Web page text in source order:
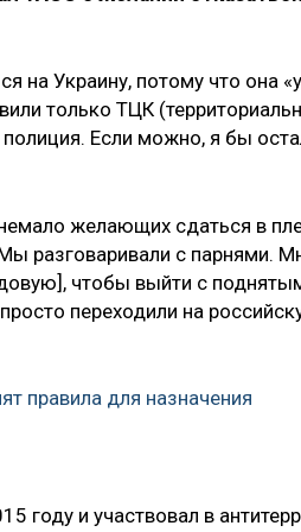
на Украину, потому что она
только ТЦК
Если можно, я бы
желающих сдаться в
разговаривали с парнями.
чтобы выйти с
переходили на
правила для назначения
году и участвовал в